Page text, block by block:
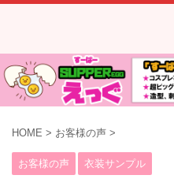
HOME > お客様の声 >
お客様の声 衣装サンプル